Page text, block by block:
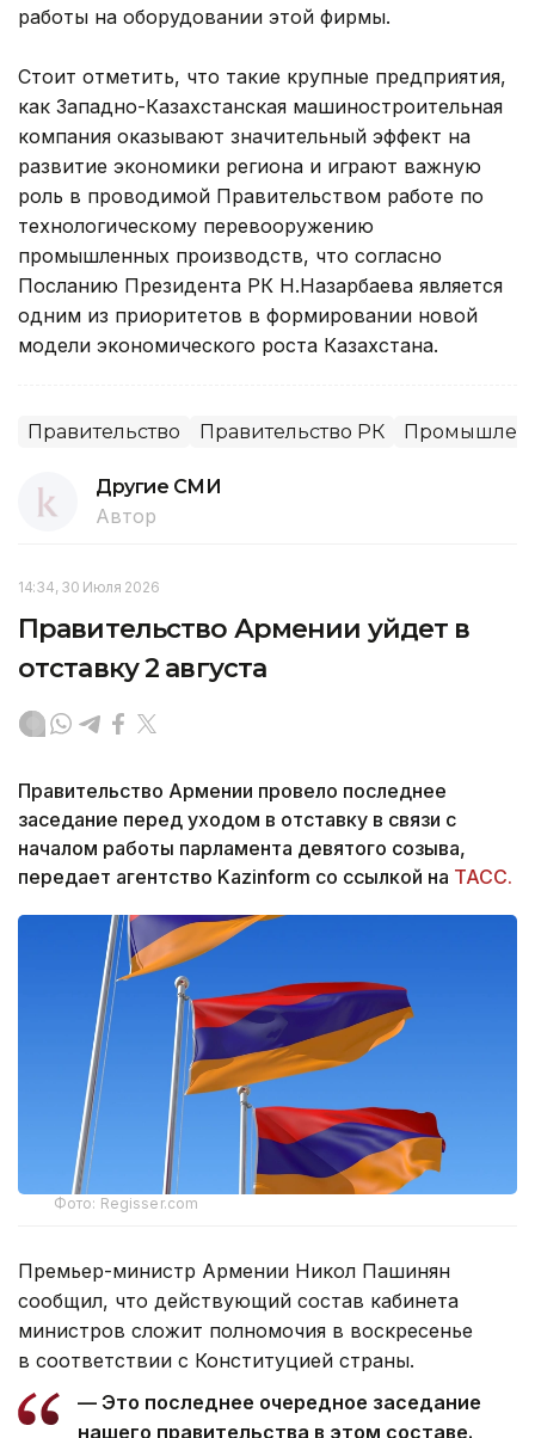
работы на оборудовании этой фирмы.
Стоит отметить, что такие крупные предприятия,
как Западно-Казахстанская машиностроительная
компания оказывают значительный эффект на
развитие экономики региона и играют важную
роль в проводимой Правительством работе по
технологическому перевооружению
промышленных производств, что согласно
Посланию Президента РК Н.Назарбаева является
одним из приоритетов в формировании новой
модели экономического роста Казахстана.
Правительство Правительство РК
Другие СМИ
Автор
14:34, 30 Июля 2026
Правительство Армении уйдет в
отставку 2 августа
Правительство Армении провело последнее
заседание перед уходом в отставку в связи с
началом работы парламента девятого созыва,
передает агентство Kazinform со ссылкой на ТАСС.
Фото: Regisser.com
Премьер-министр Армении Никол Пашинян
сообщил, что действующий состав кабинета
министров сложит полномочия в воскресенье
в соответствии с Конституцией страны.
— Это последнее очередное заседание
нашего правительства в этом составе.